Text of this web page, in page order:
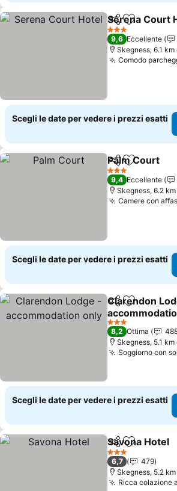
CondividiAggiungi
Serena Court
3 Stelle
9,6 Eccellente
Skegness, 6.1
Comodo
Scegli le date per vedere i prezzi esatti
CondividiAggiungi
Palm Court
3 Stelle
9,4 Eccellente
Skegness, 6.2
Camere con
Scegli le date per vedere i prezzi esatti
CondividiAggiungi
Clarendon
3 Stelle
8,2 Ottima
Skegness, 5.1
Soggiorno con
Scegli le date per vedere i prezzi esatti
CondividiAggiungi
Savona Hotel
3 Stelle
6,7
479
Skegness, 5.2
Ricca colazione